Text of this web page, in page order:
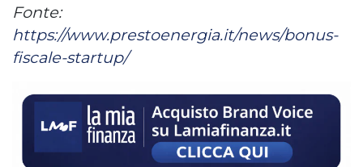
Fonte:
https://www.prestoenergia.it/news/bonus-
fiscale-startup/